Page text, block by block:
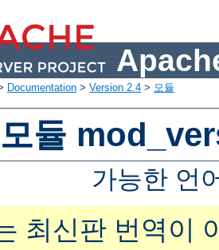
Documentation > Version 2.4 > 모듈
듈
가능한 언
최신판 번역이